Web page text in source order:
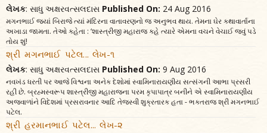
લેખક: સાધુ અક્ષરવત્સલદાસ Published On: 24 Aug 2016
મગનભાઈ જ્યાં બિરાજે ત્યાં મંદિરના વાતાવરણનો જ અનુભવ થાય. તેમના ઘેર કથાવાર્તાના
અખાડા જામતા. તેઓ કહેતા : ‘શાસ્ત્રીજી મહારાજ કહે ત્યારે એમના વચને વેચાઈ જવું પડે
તોય શું!
શ્રી મગનભાઈ પટેલ... લેખ-૧
લેખક: સાધુ અક્ષરવત્સલદાસ Published On: 9 Aug 2016
નવખંડ ધરતી પર આજે વિશ્વના અનેક દેશોમાં સ્વામિનારાયણીય સત્સંગની આભા પ્રસરી
રહી છે. બ્રહ્મસ્વરૂપ શાસ્ત્રીજી મહારાજના પરમ કૃપાપાત્ર બનીને એ સ્વામિનારાયણીય
અજવાળાંને વિદેશમાં પ્રસરાવનાર આદિ તેજસ્વી શુક્રતારક હતા - ભક્તરાજ શ્રી મગનભાઈ
પટેલ.
શ્રી હરમાનભાઈ પટેલ... લેખ-૨